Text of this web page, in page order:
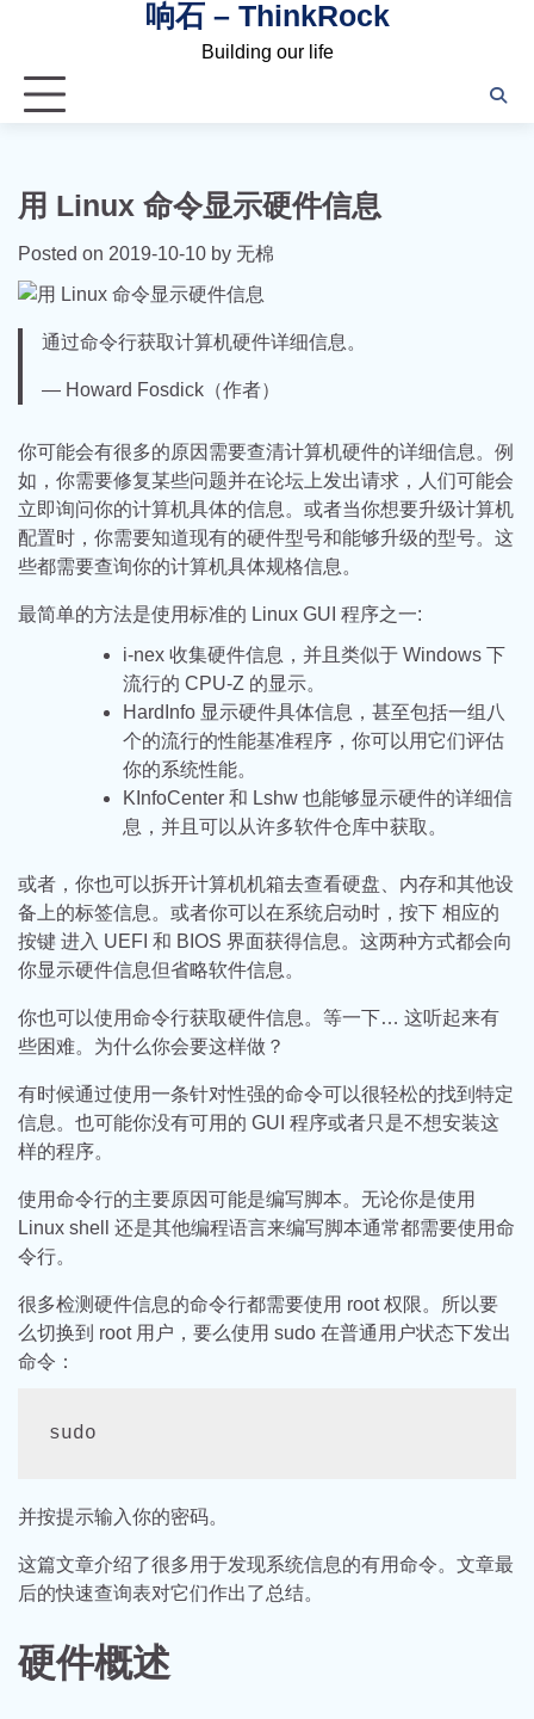
响石 – ThinkRock
Building our life
用 Linux 命令显示硬件信息
Posted on 2019-10-10 by 无棉
通过命令行获取计算机硬件详细信息。
— Howard Fosdick（作者）
你可能会有很多的原因需要查清计算机硬件的详细信息。例
如，你需要修复某些问题并在论坛上发出请求，人们可能会
立即询问你的计算机具体的信息。或者当你想要升级计算机
配置时，你需要知道现有的硬件型号和能够升级的型号。这
些都需要查询你的计算机具体规格信息。
最简单的方法是使用标准的 Linux GUI 程序之一:
i-nex 收集硬件信息，并且类似于 Windows 下
流行的 CPU-Z 的显示。
HardInfo 显示硬件具体信息，甚至包括一组八
个的流行的性能基准程序，你可以用它们评估
你的系统性能。
KInfoCenter 和 Lshw 也能够显示硬件的详细信
息，并且可以从许多软件仓库中获取。
或者，你也可以拆开计算机机箱去查看硬盘、内存和其他设
备上的标签信息。或者你可以在系统启动时，按下 相应的
按键 进入 UEFI 和 BIOS 界面获得信息。这两种方式都会向
你显示硬件信息但省略软件信息。
你也可以使用命令行获取硬件信息。等一下… 这听起来有
些困难。为什么你会要这样做？
有时候通过使用一条针对性强的命令可以很轻松的找到特定
信息。也可能你没有可用的 GUI 程序或者只是不想安装这
样的程序。
使用命令行的主要原因可能是编写脚本。无论你是使用
Linux shell 还是其他编程语言来编写脚本通常都需要使用命
令行。
很多检测硬件信息的命令行都需要使用 root 权限。所以要
么切换到 root 用户，要么使用 sudo 在普通用户状态下发出
命令：
sudo
并按提示输入你的密码。
这篇文章介绍了很多用于发现系统信息的有用命令。文章最
后的快速查询表对它们作出了总结。
硬件概述